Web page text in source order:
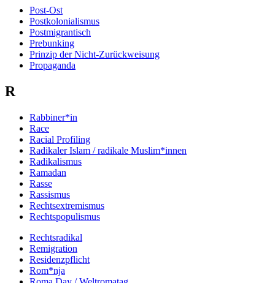
Post-Ost
Postkolonialismus
Postmigrantisch
Prebunking
Prinzip der Nicht-Zurückweisung
Propaganda
R
Rabbiner*in
Race
Racial Profiling
Radikaler Islam / radikale Muslim*innen
Radikalismus
Ramadan
Rasse
Rassismus
Rechtsextremismus
Rechtspopulismus
Rechtsradikal
Remigration
Residenzpflicht
Rom*nja